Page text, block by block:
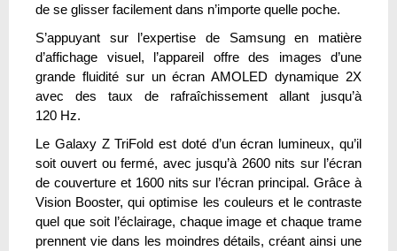
de se glisser facilement dans n’importe quelle poche.
S’appuyant sur l’expertise de Samsung en matière
d’affichage visuel, l’appareil offre des images d’une
grande fluidité sur un écran AMOLED dynamique 2X
avec des taux de rafraîchissement allant jusqu’à
120 Hz.
Le Galaxy Z TriFold est doté d’un écran lumineux, qu’il
soit ouvert ou fermé, avec jusqu’à 2600 nits sur l’écran
de couverture et 1600 nits sur l’écran principal. Grâce à
Vision Booster, qui optimise les couleurs et le contraste
quel que soit l’éclairage, chaque image et chaque trame
prennent vie dans les moindres détails, créant ainsi une